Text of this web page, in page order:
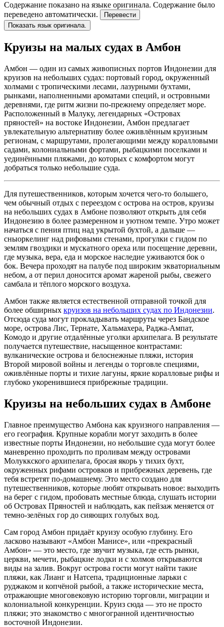
Содержание показано на языке оригинала. Содержание было
переведено автоматически.
Перевести
Показать язык оригинала.
Круизы на малых судах в Амбон
Амбон — один из самых живописных портов Индонезии для
круизов на небольших судах: портовый город, окруженный
холмами с тропическими лесами, лазурными бухтами,
рынками, наполненными ароматами специй, и островными
деревнями, где ритм жизни по-прежнему определяет море.
Расположенный в Малуку, легендарных «Островах
пряностей» на востоке Индонезии, Амбон предлагает
увлекательную альтернативу более оживлённым круизным
регионам, с маршрутами, пролегающими между коралловыми
садами, колониальными фортами, рыбацкими поселками и
уединёнными пляжами, до которых с комфортом могут
добраться только небольшие суда.
Для путешественников, которым хочется чего-то большего,
чем обычный отдых с переездом с острова на остров, круизы
на небольших судах в Амбоне позволяют открыть для себя
Индонезию в более размеренном и уютном темпе. Утро может
начаться с пения птиц над укрытой бухтой, а дальше —
сныоркелинг над рифовыми стенами, прогулки с гидом по
землям гвоздики и мускатного ореха или посещение деревни,
где музыка, вера, еда и морское наследие уживаются бок о
бок. Вечера проходят на палубе под широким экваториальным
небом, а от перил доносится аромат жареной рыбы, свежего
самбала и тёплого морского воздуха.
Амбон также является естественной отправной точкой для
более обширных круизов на небольших судах по Индонезии.
Отсюда суда могут прокладывать маршруты через Бандское
море, острова Лис, Тернате, Хальмахера, Раджа-Ампат,
Комодо и другие отдалённые уголки архипелага. В результате
получается путешествие, насыщенное контрастами:
вулканические острова и белоснежные пляжи, история
Второй мировой войны и легенды о торговле специями,
оживлённые порты и тихие лагуны, яркие коралловые рифы и
глубоко укоренившиеся прибрежные традиции.
Круизы на небольших судах в Амбоне
Главное преимущество Амбона как круизного направления —
его география. Крупные корабли могут заходить в более
известные порты Индонезии, но небольшие суда могут более
маневренно проходить по проливам между островами
Молуккского архипелага, бросая якорь у тихих бухт,
окруженных рифами островков и прибрежных деревень, где
тебя встретят по-домашнему. Это место создано для
путешественников, которые любят открывать новое: выходить
на берег с гидом, пробовать местные блюда, слушать истории
об Островах Пряностей и наблюдать, как пейзаж меняется от
темно-зелёных гор до сияющих голубых вод.
Сам город Амбон придаёт круизу особую глубину. Его
ласково называют «Амбон Манисе», или «прекрасный
Амбон» — это место, где звучит музыка, где есть рынки,
церкви, мечети, рыбацкие лодки и с холмов открываются
виды на залив. Вокруг острова гости могут найти такие
пляжи, как Лианг и Натсепа, традиционные ларьки с
руджаком и копчёной рыбой, а также исторические места,
отражающие многовековую историю торговли, миграции и
колониальной конкуренции. Круиз сюда — это не просто
пляжи; это знакомство с многогранной идентичностью
восточной Индонезии.